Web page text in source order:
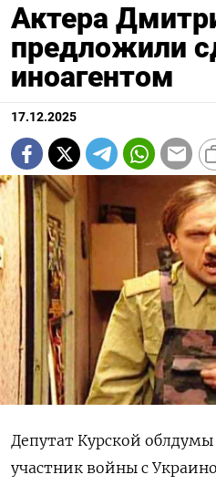
Актера
предложили
иноагентом
17.12.2025
Депутат Курской
участник войны с